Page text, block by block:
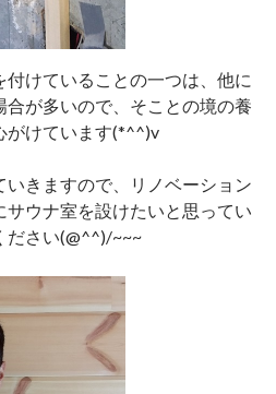
付けていることの一つは、他に
が多いので、そことの境の養
がけています(*^^)v
いきますので、リノベーション
ウナ室を設けたいと思ってい
ださい(@^^)/~~~